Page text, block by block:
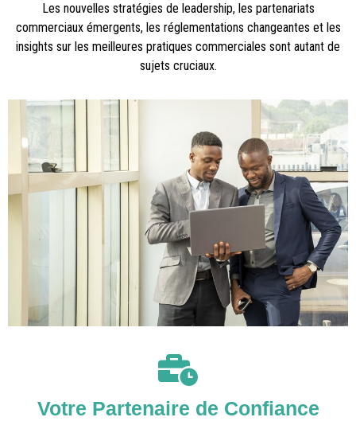
Les nouvelles stratégies de leadership, les partenariats
commerciaux émergents, les réglementations changeantes et les
insights sur les meilleures pratiques commerciales sont autant de
sujets cruciaux.
Votre Partenaire de Confiance